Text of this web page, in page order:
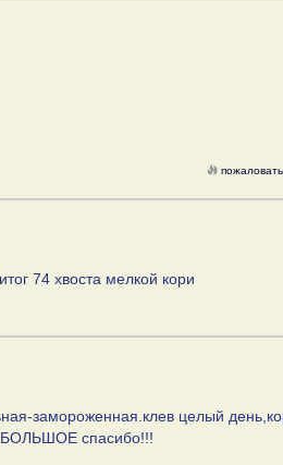
74 хвоста мелкой кори
замороженная.клев целый
БОЛЬШОЕ спасибо!!!